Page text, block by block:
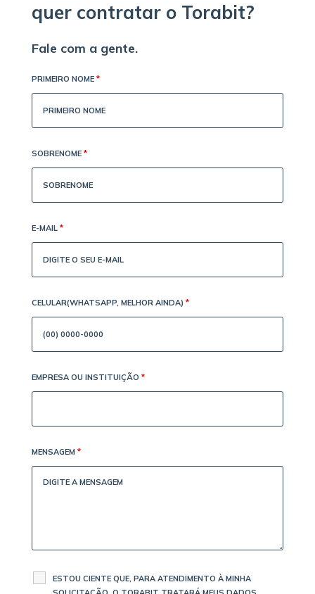
quer contratar o Torabit?
Fale com a gente.
PRIMEIRO NOME *
SOBRENOME *
E-MAIL *
CELULAR(WHATSAPP, MELHOR AINDA) *
EMPRESA OU INSTITUIÇÃO *
MENSAGEM *
ESTOU CIENTE QUE, PARA ATENDIMENTO À MINHA